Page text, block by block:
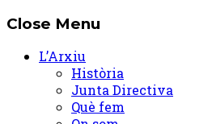
Close Menu
L’Arxiu
Història
Junta Directiva
Què fem